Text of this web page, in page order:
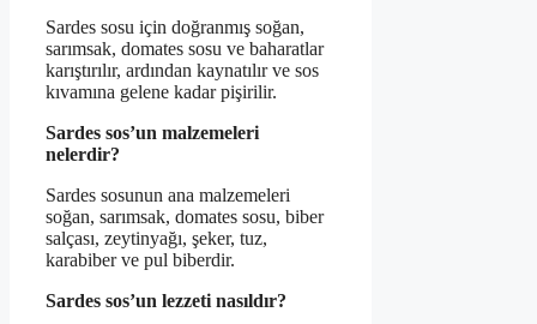
Sardes sosu için doğranmış soğan,
sarımsak, domates sosu ve baharatlar
karıştırılır, ardından kaynatılır ve sos
kıvamına gelene kadar pişirilir.
Sardes sos’un malzemeleri
nelerdir?
Sardes sosunun ana malzemeleri
soğan, sarımsak, domates sosu, biber
salçası, zeytinyağı, şeker, tuz,
karabiber ve pul biberdir.
Sardes sos’un lezzeti nasıldır?